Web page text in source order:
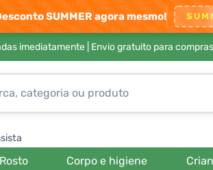
SUMMER agora mesmo!
imediatamente | Envio gratuito para
Rosto Corpo e higiene